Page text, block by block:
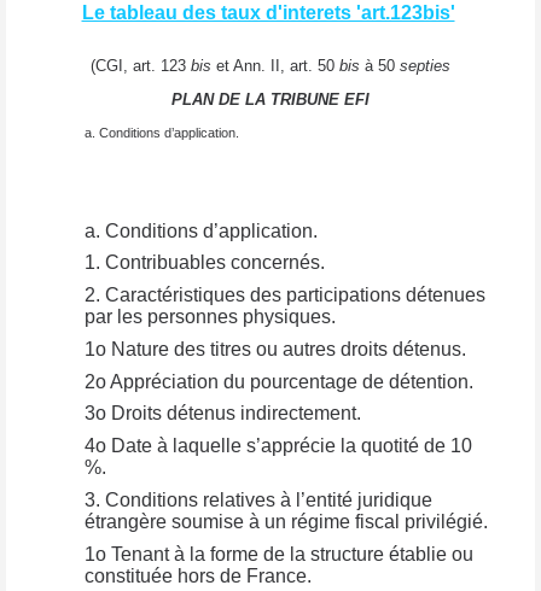
Le tableau des taux d'interets 'art.123bis'
(CGI, art. 123 bis et Ann. II, art. 50 bis à 50 septies
PLAN DE LA TRIBUNE EFI
a. Conditions d’application.
a. Conditions d’application.
1. Contribuables concernés.
2. Caractéristiques des participations détenues
par les personnes physiques.
1o Nature des titres ou autres droits détenus.
2o Appréciation du pourcentage de détention.
3o Droits détenus indirectement.
4o Date à laquelle s’apprécie la quotité de 10
%.
3. Conditions relatives à l’entité juridique
étrangère soumise à un régime fiscal privilégié.
1o Tenant à la forme de la structure établie ou
constituée hors de France.